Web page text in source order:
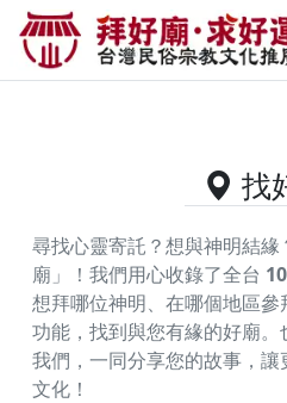
高雄市橋頭區的
求好運 找到與您
找
尋找心靈寄託？想與神明結
廟」！我們用心收錄了全台
想拜哪位神明、在哪個地區
功能，找到與您有緣的好廟。
我們，一同分享您的故事，
文化！